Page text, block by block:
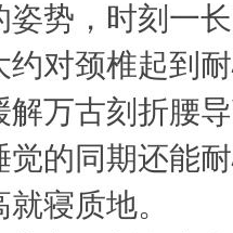
姿势，时刻一
约对颈椎起到
解万古刻折腰
觉的同期还能
寝质地。